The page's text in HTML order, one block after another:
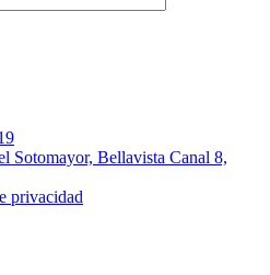
Sotomayor, Bellavista Canal 8,
privacidad